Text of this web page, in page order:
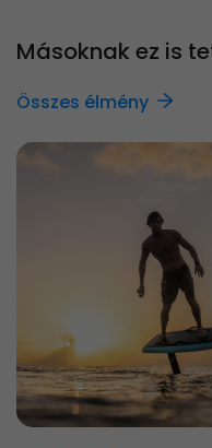
Másoknak ez is
Összes élmény